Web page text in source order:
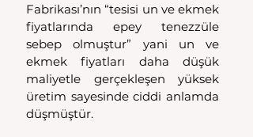
Fabrikası’nın “tesisi un ve ekmek
fiyatlarında epey tenezzüle
sebep olmuştur” yani un ve
ekmek fiyatları daha düşük
maliyetle gerçekleşen yüksek
üretim sayesinde ciddi anlamda
düşmüştür.